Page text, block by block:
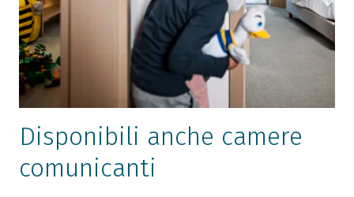
Disponibili anche camere
comunicanti